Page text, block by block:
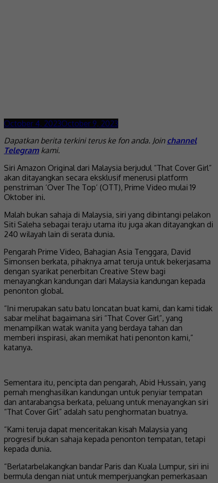
October 4, 2023October 9, 2023
Dapatkan berita terkini terus ke fon anda. Join channel
Telegramkami.
Siri Amazon Original dari Malaysia berjudul “That Cover Girl”
akan ditayangkan secara eksklusif menerusi platform
penstriman ‘Over The Top’ (OTT), Prime Video mulai 19
Oktober ini.
Malah bukan sahaja di Malaysia, siri yang dibintangi pelakon
Siti Saleha sebagai teraju utama itu juga akan ditayangkan di
240 wilayah lain di serata dunia.
Pengarah Prime Video, Bahagian Asia Tenggara, David
Simonsen berkata, pihaknya amat teruja untuk bekerjasama
dengan syarikat penerbitan Creative Stew bagi
menayangkan kandungan dari Malaysia kandungan kepada
penonton global.
“Ini merupakan satu batu loncatan buat kami, dan kami tidak
sabar melihat bagaimana siri “That Cover Girl”, yang
menampilkan watak wanita yang berdaya tahan dan
memberi inspirasi, akan memikat hati penonton kami,”
katanya.
Sementara itu, pencipta dan pengarah, Abid Hussain, yang
pernah menghasilkan kandungan untuk penyiar tempatan
dan antarabangsa berkata, peluang untuk menayangkan siri
“That Cover Girl” adalah satu penghormatan buatnya.
“Kami teruja dapat menceritakan kisah Malaysia yang
progresif bukan sahaja kepada penonton tempatan, tetapi
kepada dunia.
“Berlatarbelakangkan bandar Paris dan Kuala Lumpur, siri ini
bermula dengan niat untuk memperjuangkan pemerkasaan